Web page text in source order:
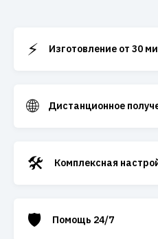
⚡ Изготовление от 30
🌐 Дистанционное
🛠️ Комплексная
🛡️ Помощь 24/7